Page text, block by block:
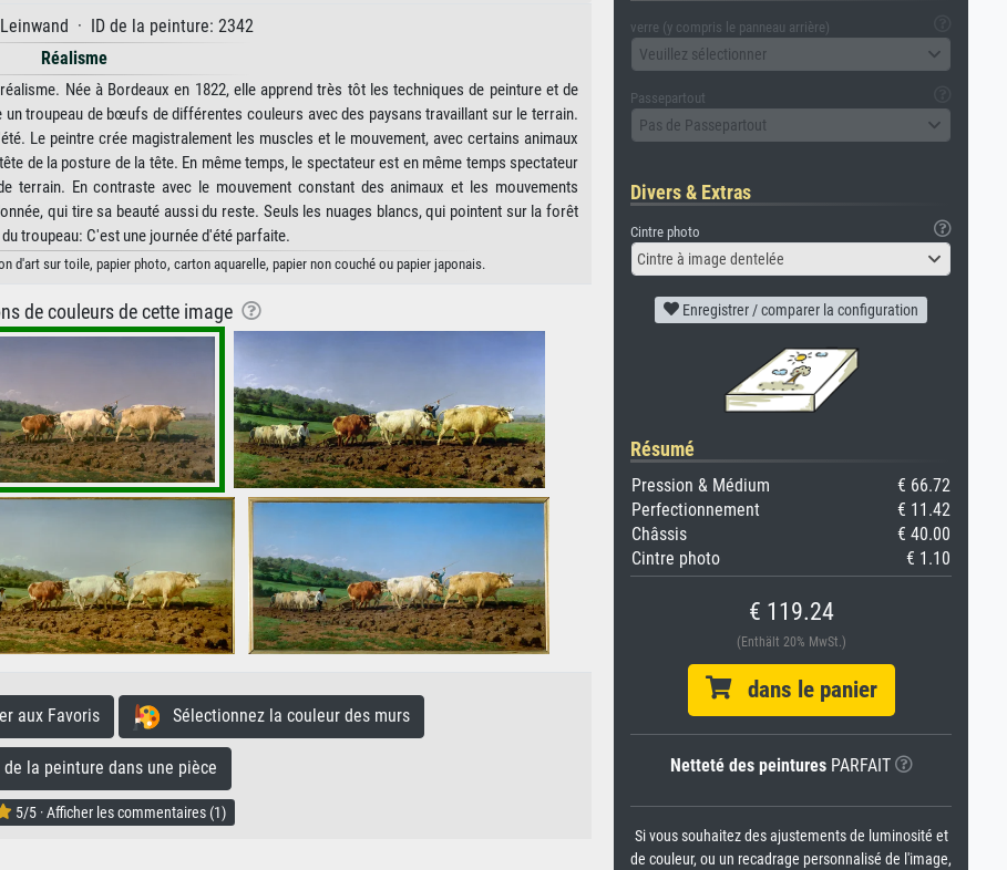
· ID de la peinture: 2342
Réalisme
Née à Bordeaux en 1822, elle apprend très tôt les techniques de peinture et de
troupeau de bœufs de différentes couleurs avec des paysans travaillant sur le terrain.
Le peintre crée magistralement les muscles et le mouvement, avec certains animaux
de la posture de la tête. En même temps, le spectateur est en même temps spectateur
En contraste avec le mouvement constant des animaux et les mouvements
qui tire sa beauté aussi du reste. Seuls les nuages ​​blancs, qui pointent sur la forêt
troupeau: C'est une journée d'été parfaite.
d'art sur toile, papier photo, carton aquarelle, papier non couché ou papier japonais.
de couleurs de cette image
aux Favoris Sélectionnez la couleur des murs
la peinture dans une pièce
5/5 · Afficher les commentaires (1)
verre (y compris le panneau arrière)
Veuillez sélectionner
Passepartout
Pas de Passepartout
Divers & Extras
Cintre photo
Cintre à image dentelée
Enregistrer / comparer la configuration
Résumé
Pression & Médium
€ 66.72
Perfectionnement
€ 11.42
Châssis
€ 40.00
Cintre photo
€ 1.10
€ 119.24
(Enthält 20% MwSt.)
dans le panier
Netteté des peinturesPARFAIT
Si vous souhaitez des ajustements de luminosité et
de couleur, ou un recadrage personnalisé de l'image,